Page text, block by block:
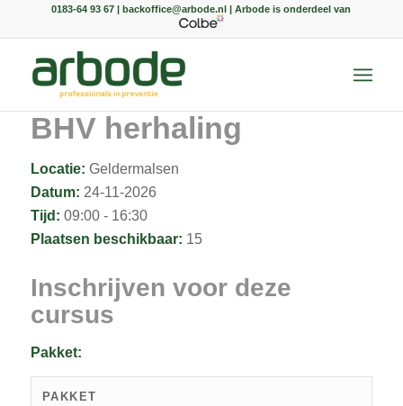
0183-64 93 67 | backoffice@arbode.nl | Arbode is onderdeel van
BHV herhaling
Locatie: Geldermalsen
Datum: 24-11-2026
Tijd: 09:00 - 16:30
Plaatsen beschikbaar: 15
Inschrijven voor deze
cursus
Pakket:
PAKKET